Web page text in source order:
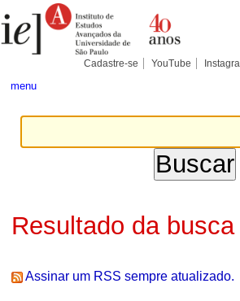
para
conteúdo.
Pessoais
Cadastre-se YouTube
menu
Resultado da busca
Assinar um RSS sempre atualizado.